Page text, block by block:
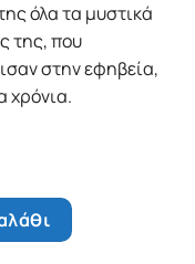
όλα τα μυστικά
της, που
στην εφηβεία,
χρόνια.
κι έκλαψα ποσότητα